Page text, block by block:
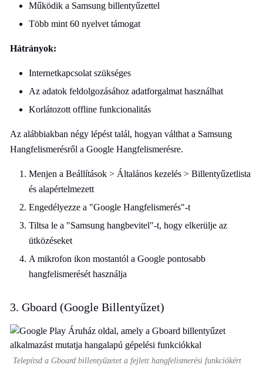
Működik a Samsung billentyűzettel
Több mint 60 nyelvet támogat
Hátrányok:
Internetkapcsolat szükséges
Az adatok feldolgozásához adatforgalmat használhat
Korlátozott offline funkcionalitás
Az alábbiakban négy lépést talál, hogyan válthat a Samsung
Hangfelismerésről a Google Hangfelismerésre.
Menjen a Beállítások > Általános kezelés > Billentyűzetlista
és alapértelmezett
Engedélyezze a "Google Hangfelismerés"-t
Tiltsa le a "Samsung hangbevitel"-t, hogy elkerülje az
ütközéseket
A mikrofon ikon mostantól a Google pontosabb
hangfelismerését használja
3. Gboard (Google Billentyűzet)
Telepítsd a Gboard billentyűzetet a fejlett hangfelismerési funkciókért